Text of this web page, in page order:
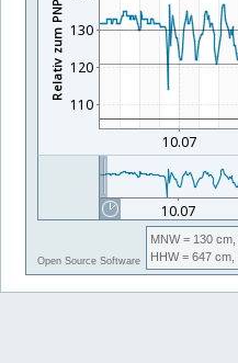
Open Source Software
MNW= 130 cm,
HHW= 647 cm,